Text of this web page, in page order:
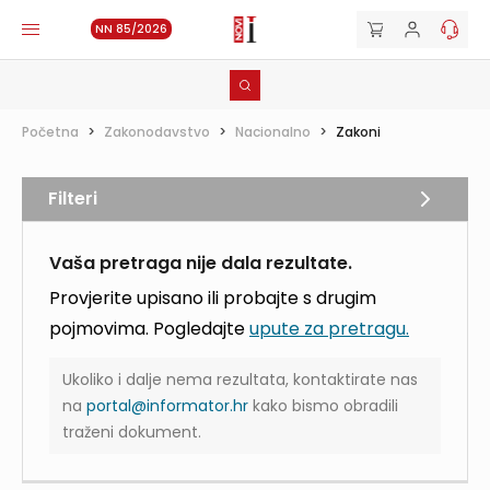
NN 85/2026
Početna > Zakonodavstvo > Nacionalno > Zakoni
Vaša pretraga nije dala rezultate.
Provjerite upisano ili probajte s drugim
pojmovima. Pogledajteupute za pretragu.
Ukoliko i dalje nema rezultata, kontaktirate nas
na portal@informator.hr kako bismo obradili
traženi dokument.
Filteri